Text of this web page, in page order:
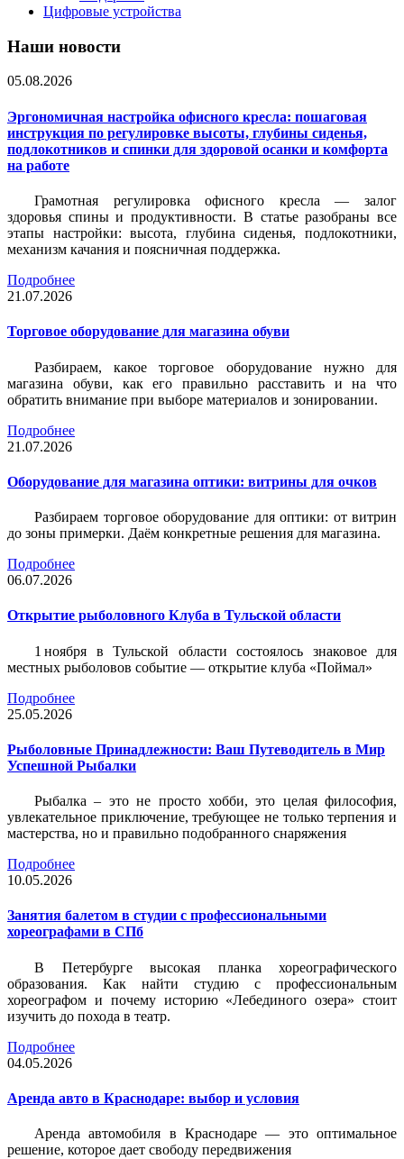
Цифровые устройства
Наши новости
05.08.2026
Эргономичная настройка офисного кресла: пошаговая
инструкция по регулировке высоты, глубины сиденья,
подлокотников и спинки для здоровой осанки и комфорта
на работе
Грамотная регулировка офисного кресла — залог
здоровья спины и продуктивности. В статье разобраны все
этапы настройки: высота, глубина сиденья, подлокотники,
механизм качания и поясничная поддержка.
Подробнее
21.07.2026
Торговое оборудование для магазина обуви
Разбираем, какое торговое оборудование нужно для
магазина обуви, как его правильно расставить и на что
обратить внимание при выборе материалов и зонировании.
Подробнее
21.07.2026
Оборудование для магазина оптики: витрины для очков
Разбираем торговое оборудование для оптики: от витрин
до зоны примерки. Даём конкретные решения для магазина.
Подробнее
06.07.2026
Открытие рыболовного Клуба в Тульской области
1 ноября в Тульской области состоялось знаковое для
местных рыболовов событие — открытие клуба «Поймал»
Подробнее
25.05.2026
Рыболовные Принадлежности: Ваш Путеводитель в Мир
Успешной Рыбалки
Рыбалка – это не просто хобби, это целая философия,
увлекательное приключение, требующее не только терпения и
мастерства, но и правильно подобранного снаряжения
Подробнее
10.05.2026
Занятия балетом в студии с профессиональными
хореографами в СПб
В Петербурге высокая планка хореографического
образования. Как найти студию с профессиональным
хореографом и почему историю «Лебединого озера» стоит
изучить до похода в театр.
Подробнее
04.05.2026
Аренда авто в Краснодаре: выбор и условия
Аренда автомобиля в Краснодаре — это оптимальное
решение, которое дает свободу передвижения